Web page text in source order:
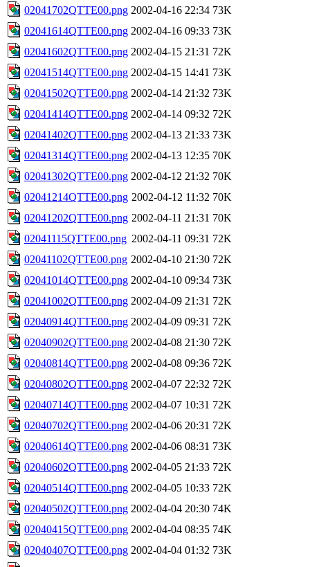
02041702QTTE00.png 2002-04-16 22:34 73K
02041614QTTE00.png 2002-04-16 09:33 73K
02041602QTTE00.png 2002-04-15 21:31 72K
02041514QTTE00.png 2002-04-15 14:41 73K
02041502QTTE00.png 2002-04-14 21:32 73K
02041414QTTE00.png 2002-04-14 09:32 72K
02041402QTTE00.png 2002-04-13 21:33 73K
02041314QTTE00.png 2002-04-13 12:35 70K
02041302QTTE00.png 2002-04-12 21:32 70K
02041214QTTE00.png 2002-04-12 11:32 70K
02041202QTTE00.png 2002-04-11 21:31 70K
02041115QTTE00.png 2002-04-11 09:31 72K
02041102QTTE00.png 2002-04-10 21:30 72K
02041014QTTE00.png 2002-04-10 09:34 73K
02041002QTTE00.png 2002-04-09 21:31 72K
02040914QTTE00.png 2002-04-09 09:31 72K
02040902QTTE00.png 2002-04-08 21:30 72K
02040814QTTE00.png 2002-04-08 09:36 72K
02040802QTTE00.png 2002-04-07 22:32 72K
02040714QTTE00.png 2002-04-07 10:31 72K
02040702QTTE00.png 2002-04-06 20:31 72K
02040614QTTE00.png 2002-04-06 08:31 73K
02040602QTTE00.png 2002-04-05 21:33 72K
02040514QTTE00.png 2002-04-05 10:33 72K
02040502QTTE00.png 2002-04-04 20:30 74K
02040415QTTE00.png 2002-04-04 08:35 74K
02040407QTTE00.png 2002-04-04 01:32 73K